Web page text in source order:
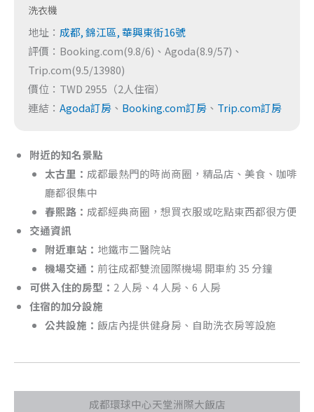
洗衣機
地址： 成都, 錦江區, 華興東街16號
評價：Booking.com(9.8/6)、Agoda(8.9/57)、
Trip.com(9.5/13980)
價位：TWD 2955（2人住宿）
連結： Agoda訂房 、 Booking.com訂房 、 Trip.com訂房
附近的知名景點
太古里： 成都最熱門的時尚商圈，精品店、美食、咖啡
廳都很集中
春熙路： 成都經典商圈，想買衣服或吃點東西都很方便
交通資訊
附近車站： 地鐵市二醫院站
機場交通： 前往成都雙流國際機場 開車約 35 分鐘
可供入住的房型： 2 人房、4 人房、6 人房
住宿的加分設施
公共設施： 飯店內提供健身房、自助洗衣房等設施
成都環球中心天堂洲際大飯店